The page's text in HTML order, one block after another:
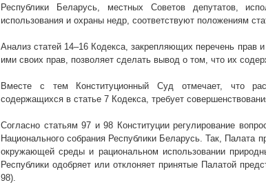
Республики Беларусь, местных Советов депутатов,
использования и охраны недр, соответствуют положениям
Анализ статей 14–16 Кодекса, закрепляющих перечень прав
ими своих прав, позволяет сделать вывод о том, что их
Вместе с тем Конституционный Суд отмечает, что
содержащихся в статье 7 Кодекса, требует
Согласно статьям 97 и 98 Конституции регулирование
Национального собрания Республики Беларусь. Так, Палата
окружающей среды и рациональном использовании
Республики одобряет или отклоняет принятые Палатой
98).